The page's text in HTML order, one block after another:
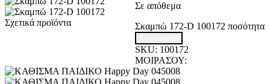
Σε απόθεμα
Σκαμπώ 172-D 100172 ποσότητα
SKU: 100172
ΜΟΙΡΑΣΟΥ:
Σχετικά προϊόντα